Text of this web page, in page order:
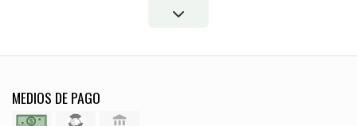
MEDIOS DE PAGO